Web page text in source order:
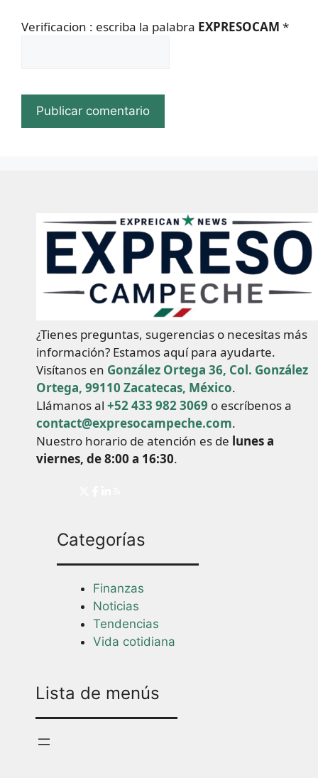
Verificacion : escriba la palabra EXPRESOCAM *
¿Tienes preguntas, sugerencias o necesitas más
información? Estamos aquí para ayudarte.
Visítanos en González Ortega 36, Col. González
Ortega, 99110 Zacatecas, México.
Llámanos al +52 433 982 3069 o escríbenos a
contact@expresocampeche.com.
Nuestro horario de atención es de lunes a
viernes, de 8:00 a 16:30.
Categorías
Finanzas
Noticias
Tendencias
Vida cotidiana
Lista de menús